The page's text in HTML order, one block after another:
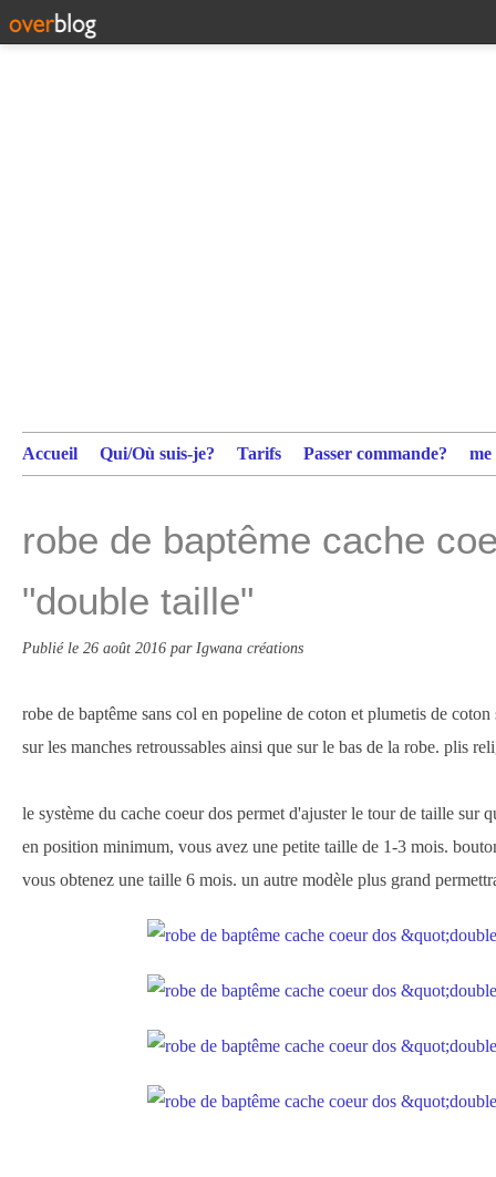
Accueil Qui/Où suis-je? Tarifs Passer commande?
robe de baptême cache
"double taille"
Publié le 26 août 2016 par Igwana créations
robe de baptême sans col en popeline de coton et plumetis de
sur les manches retroussables ainsi que sur le bas de la robe. plis
le système du cache coeur dos permet d'ajuster le tour de taille sur
en position minimum, vous avez une petite taille de 1-3 mois.
vous obtenez une taille 6 mois. un autre modèle plus grand